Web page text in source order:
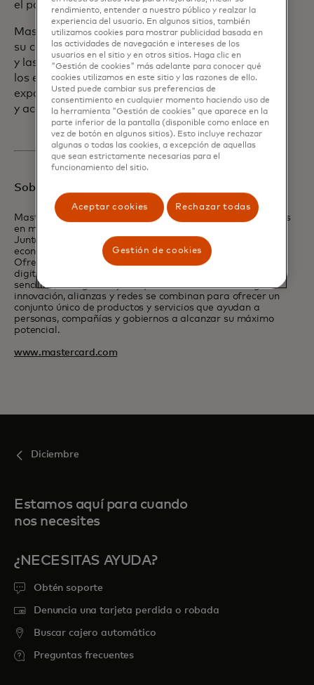
el país.
Mastercard festeja este hito y reafirma
su compromiso con el sistema financiero
y las autoridades mexicanas, apoyando
los esfuerzos de digitalización y
expansión de los pagos digitales seguros
y accesibles.
Sobre Mastercard
Mastercard impulsa economías y empodera a las personas
en más de 200 países y territorios alrededor del mundo.
Junto a nuestros clientes, estamos construyendo una
economía sostenible donde todos puedan prosperar.
Ofrecemos una amplia gama de opciones de pagos
digitales, haciendo que las transacciones sean seguras,
sencillas, inteligentes y asequibles. Nuestra tecnología e
innovación, alianzas y redes se combinan para ofrecer un
conjunto único de productos y servicios que ayudan a
personas, compañías y gobiernos a alcanzar su máximo
potencial.
www.mastercard.com
Diciembre
Estamos aquí para cuando
nos necesites
¿NECESITAS AYUDA?
Obtén soporte
Denuncia una tarjeta perdida o robada
Buscar cajero automático
Preguntas frecuentes
rendimiento, entender a nuestro público y realzar la
experiencia del usuario. En algunos sitios, también
utilizamos cookies para mostrar publicidad basada en
las actividades de navegación e intereses de los
usuarios en el sitio y en otros sitios. Haga clic en
"Gestión de cookies" más adelante para conocer qué
cookies utilizamos en este sitio y las razones de ello.
Usted puede cambiar sus preferencias de
consentimiento en cualquier momento haciendo uso de
la herramienta "Gestión de cookies" que aparece en la
parte inferior de la pantalla (disponible como enlace en
vez de botón en algunos sitios). Esto incluye rechazar
algunas o todas las cookies, a excepción de aquellas
que sean estrictamente necesarias para el
funcionamiento del sitio.
Aceptar cookies Rechazar todas
Gestión de cookies